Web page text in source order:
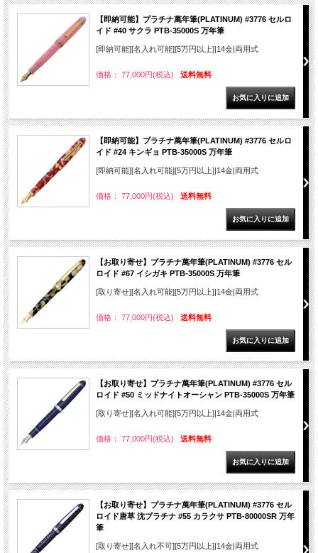
【即納可能】プラチナ萬年筆(PLATINUM) #3776 セルロ
イド #40 サクラ PTB-35000S 万年筆
[即納可能][名入れ可能][5万円以上]|14金|両用式
価格： 77,000円(税込) 送料無料
【即納可能】プラチナ萬年筆(PLATINUM) #3776 セルロ
イド #24 キンギョ PTB-35000S 万年筆
[即納可能][名入れ可能][5万円以上]|14金|両用式
価格： 77,000円(税込) 送料無料
【お取り寄せ】プラチナ萬年筆(PLATINUM) #3776 セル
ロイド #67 イシガキ PTB-35000S 万年筆
[取り寄せ][名入れ可能][5万円以上]|14金|両用式
価格： 77,000円(税込) 送料無料
【お取り寄せ】プラチナ萬年筆(PLATINUM) #3776 セル
ロイド #50 ミッドナイトオーシャン PTB-35000S 万年筆
[取り寄せ][名入れ可能][5万円以上]|14金|両用式
価格： 77,000円(税込) 送料無料
【お取り寄せ】プラチナ萬年筆(PLATINUM) #3776 セル
ロイド唐草 沈プラチナ #55 カラクサ PTB-80000SR 万年
筆
[取り寄せ][名入れ不可][5万円以上]|14金|両用式